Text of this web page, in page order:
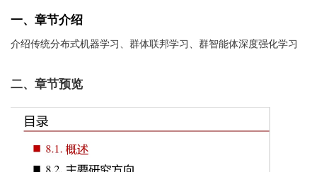
一、章节介绍
介绍传统分布式机器学习、群体联邦学习、群智能体深度强化学习
二、章节预览